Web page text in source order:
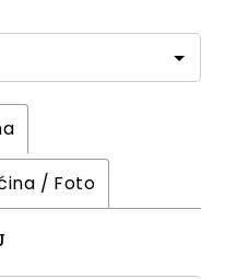
/ Foto